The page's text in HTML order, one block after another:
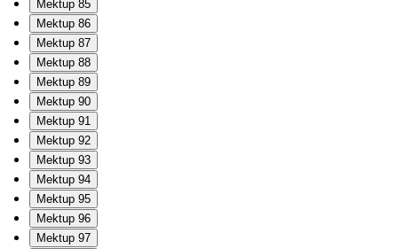
Mektup 85
Mektup 86
Mektup 87
Mektup 88
Mektup 89
Mektup 90
Mektup 91
Mektup 92
Mektup 93
Mektup 94
Mektup 95
Mektup 96
Mektup 97